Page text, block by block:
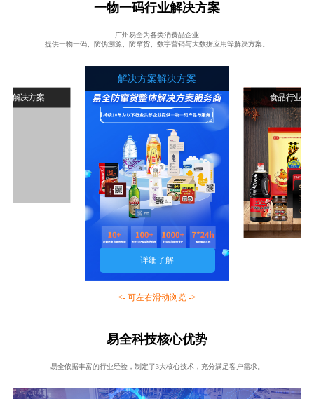
一物一码行业解决方案
广州易全为各类消费品企业
提供一物一码、防伪溯源、防窜货、数字营销与大数据应用等解决方案。
业解决方案
解决方案解决方案
详细了解
食品行业解
<- 可左右滑动浏览 ->
易全科技核心优势
易全依据丰富的行业经验，制定了3大核心技术，充分满足客户需求。